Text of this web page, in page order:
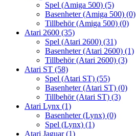
Spel (Amiga 500) (5)
Basenheter (Amiga 500) (0)
Tillbehör (Amiga 500) (0)
Atari 2600 (35)
Spel (Atari 2600) (31)
Basenheter (Atari 2600) (1)
Tillbehör (Atari 2600) (3)
Atari ST (58)
Spel (Atari ST) (55)
Basenheter (Atari ST) (0)
Tillbehör (Atari ST) (3)
Atari Lynx (1)
Basenheter (Lynx) (0)
Spel (Lynx) (1)
Atari Jaguar(1)